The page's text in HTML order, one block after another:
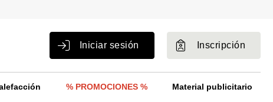
Iniciar sesión Inscripción
% PROMOCIONES % Material publicitario